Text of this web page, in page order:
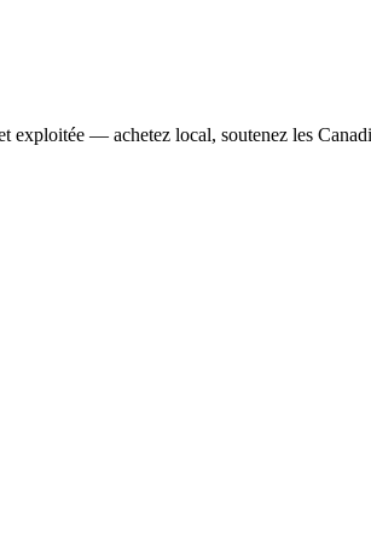
exploitée — achetez local, soutenez les